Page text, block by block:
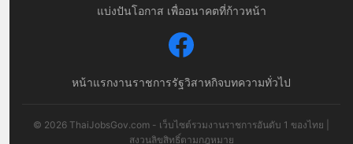
แบ่งปันโอกาส เพื่ออนาคตที่ก้าวหน้า
หน้าแรกงานราชการรัฐวิสาหกิจบทความทั่วไป
© 2026 ThaiJobsGov.com - เว็บไซต์รวมงานราชการอันดับ 1 ของไทย |
สงวนลิขสิทธิ์ตามกฎหมาย